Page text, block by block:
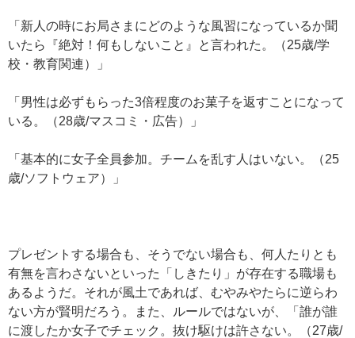
「新人の時にお局さまにどのような風習になっているか聞
いたら『絶対！何もしないこと』と言われた。（25歳/学
校・教育関連）」
「男性は必ずもらった3倍程度のお菓子を返すことになって
いる。（28歳/マスコミ・広告）」
「基本的に女子全員参加。チームを乱す人はいない。（25
歳/ソフトウェア）」
プレゼントする場合も、そうでない場合も、何人たりとも
有無を言わさないといった「しきたり」が存在する職場も
あるようだ。それが風土であれば、むやみやたらに逆らわ
ない方が賢明だろう。また、ルールではないが、「誰が誰
に渡したか女子でチェック。抜け駆けは許さない。（27歳/